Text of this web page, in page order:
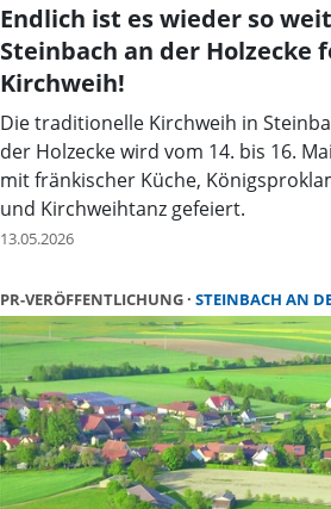
Endlich ist es wieder so
Steinbach an der Holzecke
Kirchweih!
Die traditionelle Kirchweih in
der Holzecke wird vom 14. bis 16.
mit fränkischer Küche,
und Kirchweihtanz gefeiert.
13.05.2026
PR-VERÖFFENTLICHUNG STEINBACH AN DER